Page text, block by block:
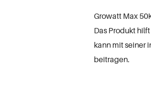
Growatt Max
Das Produkt
kann mit seiner
beitragen.